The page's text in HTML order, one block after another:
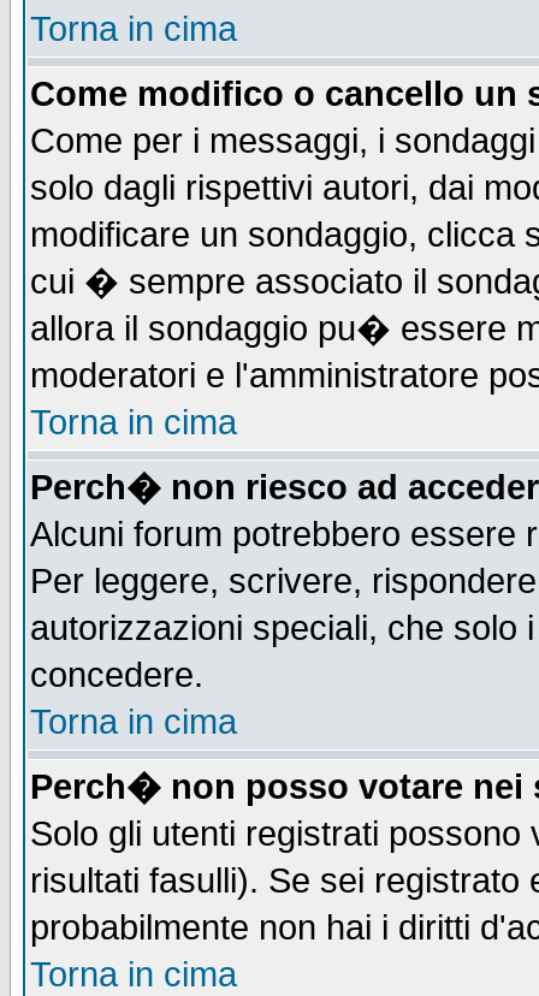
Torna in cima
Come modifico o cancello un
Come per i messaggi, i
solo dagli rispettivi autori, dai
modificare un sondaggio, clicca
cui � sempre associato il
allora il sondaggio pu� essere
moderatori e l'amministratore
Torna in cima
Perch� non riesco ad
Alcuni forum potrebbero essere
Per leggere, scrivere,
autorizzazioni speciali, che solo
concedere.
Torna in cima
Perch� non posso votare nei
Solo gli utenti registrati
risultati fasulli). Se sei
probabilmente non hai i diritti
Torna in cima